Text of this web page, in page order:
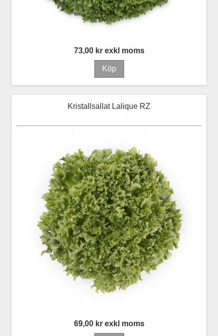
73,00 kr exkl moms
Kristallsallat Lalique RZ
69,00 kr exkl moms